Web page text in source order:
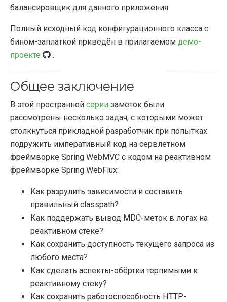
балансировщик для данного приложения.
Полный исходный код конфигурационного класса с
бином-заплаткой приведён в прилагаемом демо-
проекте
.
Общее заключение
В этой пространной серии заметок были
рассмотрены несколько задач, с которыми может
столкнуться прикладной разработчик при попытках
подружить императивный код на сервлетном
фреймворке Spring WebMVC с кодом на реактивном
фреймворке Spring WebFlux:
Как разрулить зависимости и составить
правильный classpath?
Как поддержать вывод MDC-меток в логах на
реактивном стеке?
Как сохранить доступность текущего запроса из
любого места?
Как сделать аспекты-обёртки терпимыми к
реактивному стеку?
Как сохранить работоспособность HTTP-